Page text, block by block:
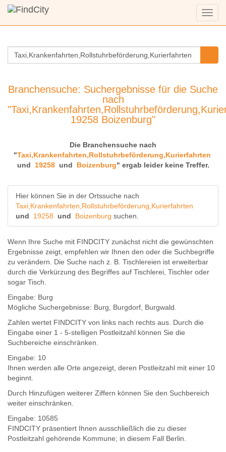
Menü
Branchensuche: Suchergebnisse für die Suche
nach
19258 Boizenburg"
Die Branchensuche nach
"Taxi,Krankenfahrten,Rollstuhrbeförderung,Kurierfahrten
und
19258 und Boizenburg" ergab leider keine Treffer.
Hier können Sie in der Ortssuche nach
Taxi,Krankenfahrten,Rollstuhrbeförderung,Kurierfahrten
und
19258 und Boizenburg suchen.
Wenn Ihre Suche mit FINDCITY zunächst nicht die gewünschten
Ergebnisse zeigt, empfehlen wir Ihnen den oder die Suchbegriffe
zu verändern. Die Suche nach z. B. Tischlereien ist erweiterbar
durch die Verkürzung des Begriffes auf Tischlerei Tischler oder
sogar Tisch
Eingabe: Burg
Mögliche Suchergebnisse: Burg Burgdorf, Burgwald.
Zahlen wertet FINDCITY von links nach rechts aus. Durch die
Eingabe einer 1 - 5-stelligen Postleitzahl können Sie die
Suchbereiche einschränken.
Eingabe: 10
Ihnen werden alle Orte angezeigt, deren Postleitzahl mit einer 10
beginnt.
Durch Hinzufügen weiterer Ziffern können Sie den Suchbereich
weiter einschränken.
Eingabe: 10585
FINDCITY präsentiert Ihnen ausschließlich die zu dieser
Postleitzahl gehörende Kommune; in diesem Fall Berlin.